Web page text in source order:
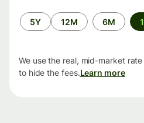
6M
12M
5Y
We use the real, mid-market
to hide the fees.Learn more